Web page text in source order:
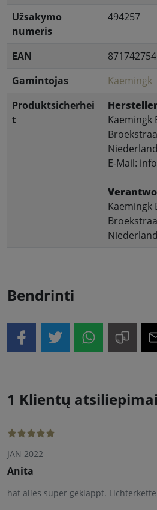
Užsakymo
numeris
494257
EAN
Gamintojas
Kaemingk
Produktsicherhei
t
Kaemingk
E-Mail:
Kaemingk
Bendrinti
1 Klientų atsiliepimai
JAN 2022
Anita
hat alles super geklappt.